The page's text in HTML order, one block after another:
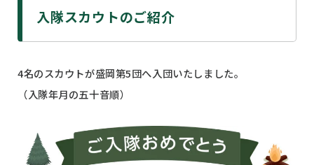
入隊スカウトのご紹介
4名のスカウトが盛岡第5団へ入団いたしました。
（入隊年月の五十音順）